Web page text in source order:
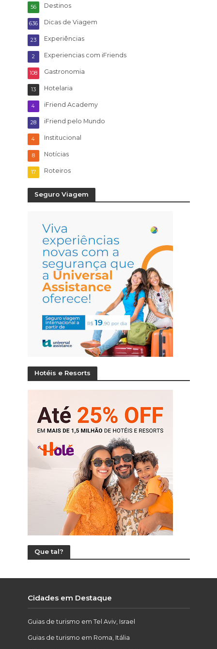
Destinos
56
Dicas de Viagem
636
Experiências
23
Experiencias com iFriends
2
Gastronomia
108
Hotelaria
13
iFriend Academy
4
iFriend pelo Mundo
28
Institucional
4
Notícias
8
Roteiros
17
Seguro Viagem
Hotéis e Resorts
Que tal?
Cidades em Destaque
Guias de turismo em Tel Aviv, Israel
Guias de turismo em Roma, Itália